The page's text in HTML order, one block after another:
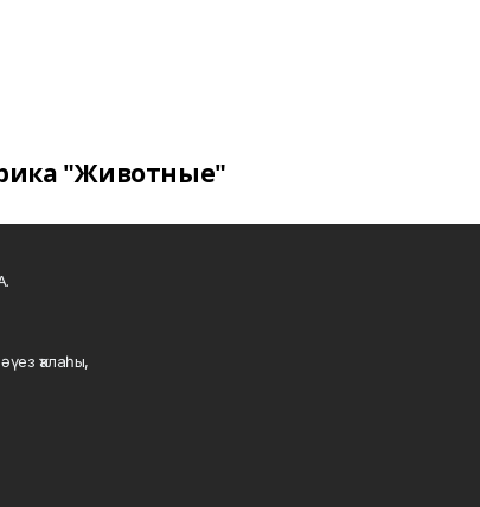
"Животные"
ҡалаһы,